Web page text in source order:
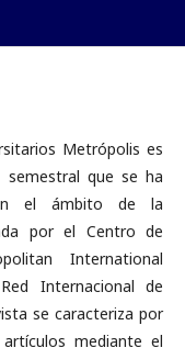
Metrópolis es
semestral que se ha
el ámbito de la
por el Centro de
International
Internacional de
se caracteriza por
mediante el